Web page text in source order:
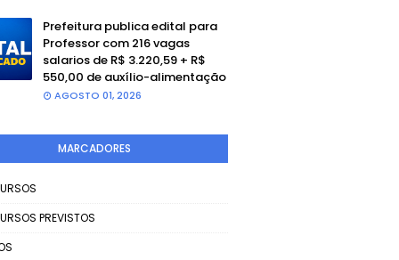
Prefeitura publica edital para
Professor com 216 vagas
salarios de R$ 3.220,59 + R$
550,00 de auxílio-alimentação
AGOSTO 01, 2026
MARCADORES
PREVISTOS